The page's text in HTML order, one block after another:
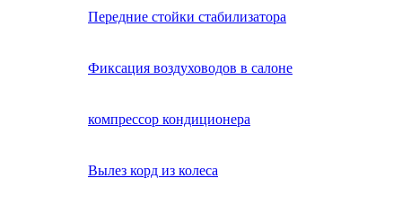
Передние стойки стабилизатора
Фиксация воздуховодов в салоне
компрессор кондиционера
Вылез корд из колеса